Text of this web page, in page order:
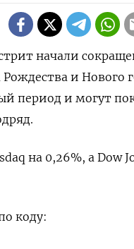
начали
и Нового
период и могут
на 0,26%, а Dow
коду: